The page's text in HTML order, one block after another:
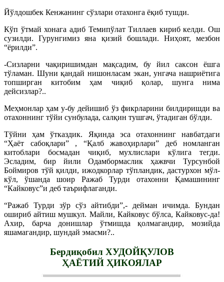
Йўлдошбек Кенжанинг сўзлари отахонга ёқиб тушди.
Кўп ўтмай хонага адиб Темипўлат Тиллаев кириб келди. Ош
сузилди. Гурунгимиз яна қизий бошлади. Ниҳоят, мезбон
“ёрилди”.
-Сизларни чақиришимдан мақсадим, бу йил саксон ёшга
тўламан. Шуни қандай нишонласам экан, унгача нашриётига
топширган китобим ҳам чиқиб қолар, шунга нима
дейсизлар?..
Меҳмонлар ҳам у-бу дейишиб ўз фикрларини билдиришди ва
отахоннинг тўйи сунбулада, салқин тушгач, ўтадиган бўлди.
Тўйни ҳам ўтказдик. Яқинда эса отахоннинг навбатдаги
“Ҳаёт сабоқлари” , “Қалб жавоҳирлари” деб номланган
китоблари босмадан чиқиб, мухлислари кўлига тегди.
Эсладим, бир йили Одамбормаслик ҳажвчи Турсунбой
Боймиров тўй қилди, ижодкорлар тўпландик, дастурхон мўл-
кўл, ўшанда шоир Ражаб Турди отахонни Қамашининг
“Кайковус”и деб таърифлаганди.
“Ражаб Турди зўр сўз айтибди”,- дейман ичимда. Бундан
ошириб айтиш мушкул. Майли, Кайковус бўлса, Кайковус-да!
Ахир, барча донишлар ўтмишда қолмагандир, мозийда
яшамагандир, шундай эмасми?..
Бердиқобил ХУДОЙҚУЛОВ
ҲАЁТИЙ ҲИКОЯЛАР